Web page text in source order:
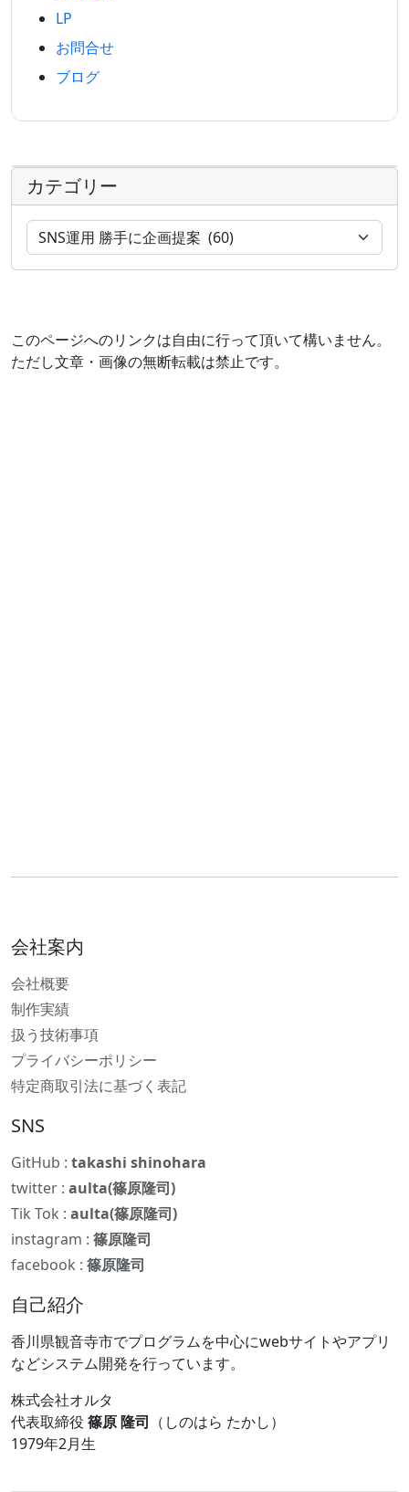
LP
お問合せ
ブログ
カテゴリー
このページへのリンクは自由に行って頂いて構いません。
ただし文章・画像の無断転載は禁止です。
会社案内
会社概要
制作実績
扱う技術事項
プライバシーポリシー
特定商取引法に基づく表記
SNS
GitHub : takashi shinohara
twitter : aulta(篠原隆司)
Tik Tok : aulta(篠原隆司)
instagram : 篠原隆司
facebook : 篠原隆司
自己紹介
香川県観音寺市でプログラムを中心にwebサイトやアプリ
などシステム開発を行っています。
株式会社オルタ
代表取締役 篠原 隆司 （しのはら たかし）
1979年2月生